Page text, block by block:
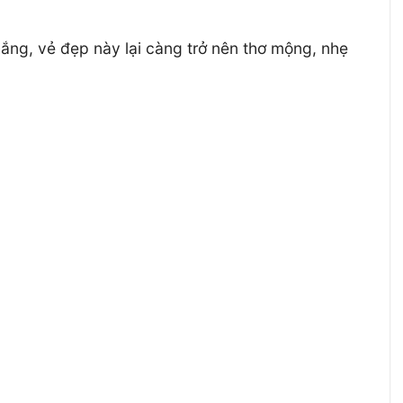
vẻ đẹp này lại càng trở nên thơ mộng, nhẹ